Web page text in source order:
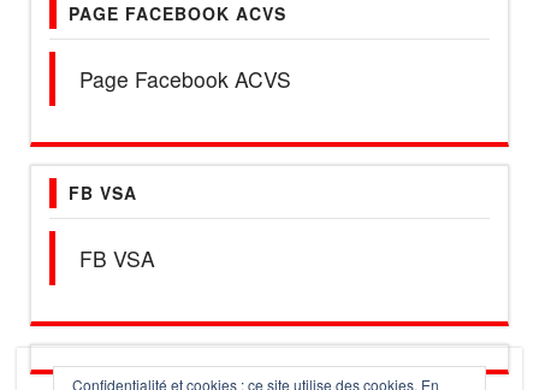
Confidentialité et cookies : ce site utilise des cookies. En
PAGE FACEBOOK ACVS
Page Facebook ACVS
FB VSA
FB VSA